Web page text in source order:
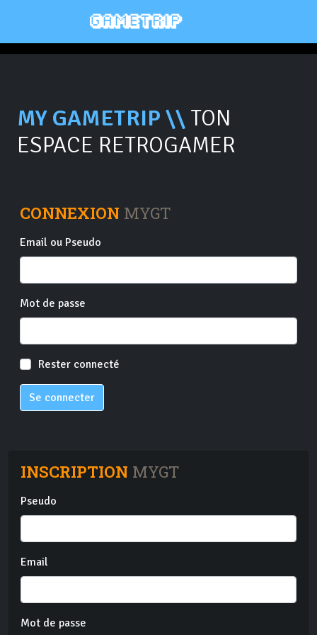
MY GAMETRIP \\ TON
ESPACE RETROGAMER
CONNEXION MYGT
Email ou Pseudo
Mot de passe
Rester connecté
Se connecter
INSCRIPTION MYGT
Pseudo
Email
Mot de passe